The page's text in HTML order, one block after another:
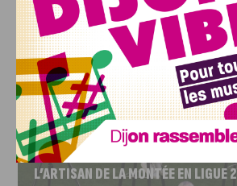
J'AIME LE DFCO
DFCO : RENCONTRE AVEC PIERRE-
L’ARTISAN DE LA MONTÉE EN LIGUE 2